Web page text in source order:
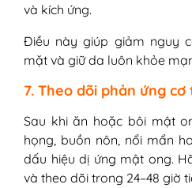
và kích ứng.
Điều này giúp giảm nguy
mặt và giữ da luôn khỏe
7. Theo dõi phản ứng
Sau khi ăn hoặc bôi mật
họng, buồn nôn, nổi mẩn
dấu hiệu dị ứng mật ong.
và theo dõi trong 24–48 giờ